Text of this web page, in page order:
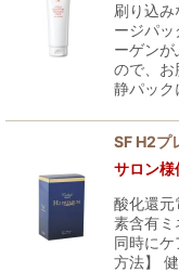
刷り込
ージパ
ーゲン
ので、お
静パッ
SF H2
サロン様
酸化還
素含有ミ
同時に
方法】